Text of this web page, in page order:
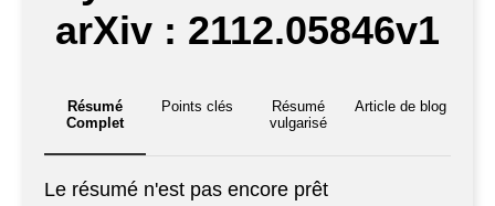
arXiv : 2112.05846v1
Résumé
Complet
Points clés
Résumé
vulgarisé
Article de blog
Le résumé n'est pas encore prêt